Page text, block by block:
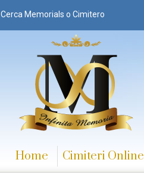
Cerca Memorials o Cimitero
Home Cimiteri Online